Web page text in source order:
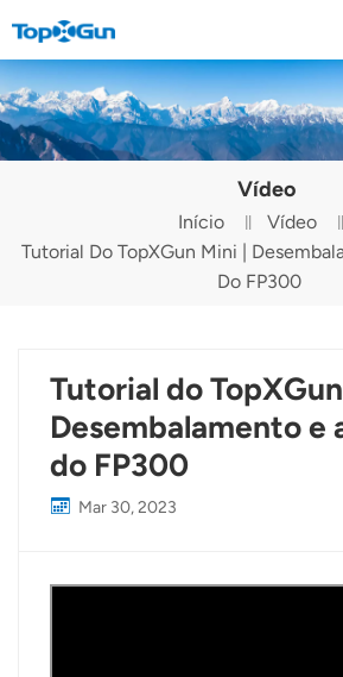
CONTACTE-NOS
English
Русский
Türkçe
Tiếng Việt
Vídeo
Início
Vídeo
Tutorial Do TopXGun Mini |
Do FP300
Tutorial do
Desembalamento e
do FP300
Mar 30, 2023